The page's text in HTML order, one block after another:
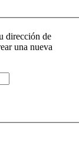
dirección de
una nueva